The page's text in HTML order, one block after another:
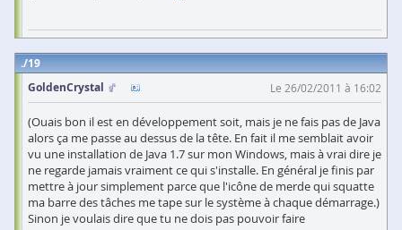
19
GoldenCrystal
Le 26/02/2011 à 16:02
(Ouais bon il est en développement soit, mais je ne fais pas de Java
alors ça me passe au dessus de la tête. En fait il me semblait avoir
vu une installation de Java 1.7 sur mon Windows, mais à vrai dire je
ne regarde jamais vraiment ce qui s'installe. En général je finis par
mettre à jour simplement parce que l'icône de merde qui squatte
ma barre des tâches me tape sur le système à chaque démarrage.)
Sinon je voulais dire que tu ne dois pas pouvoir faire